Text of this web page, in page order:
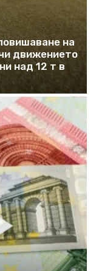
на
движението
над 12 т в